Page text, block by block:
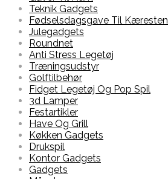
Teknik Gadgets
Fødselsdagsgave Til Kæresten
Julegadgets
Roundnet
Anti Stress Legetøj
Træningsudstyr
Golftilbehør
Fidget Legetøj Og Pop Spil
3d Lamper
Festartikler
Have Og Grill
Køkken Gadgets
Drukspil
Kontor Gadgets
Gadgets